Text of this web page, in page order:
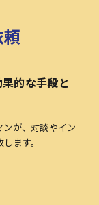
的な手段と
が、対談やイン
ます。